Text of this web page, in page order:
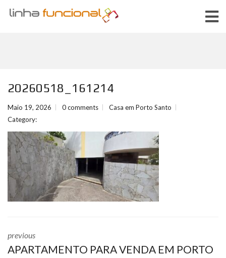
20260518_161214
Maio 19, 2026 0 comments
Casa em Porto Santo
Category:
previous
APARTAMENTO PARA VENDA EM PORTO